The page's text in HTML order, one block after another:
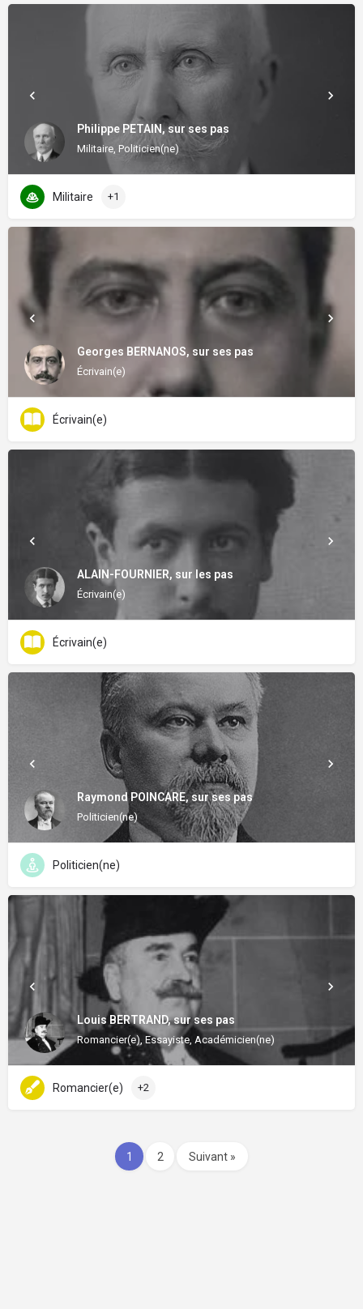
Philippe PETAIN, sur ses pas
Militaire, Politicien(ne)
Militaire +1
Georges BERNANOS, sur ses pas
Écrivain(e)
Écrivain(e)
ALAIN-FOURNIER, sur les pas
Écrivain(e)
Écrivain(e)
Raymond POINCARE, sur ses pas
Politicien(ne)
Politicien(ne)
Louis BERTRAND, sur ses pas
Romancier(e), Essayiste, Académicien(ne)
Romancier(e) +2
1 2 Suivant »